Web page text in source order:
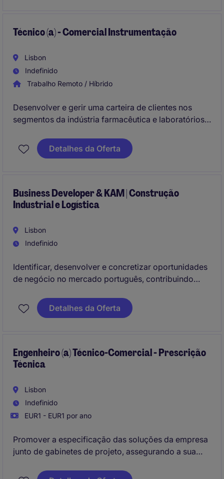
Técnico (a) - Comercial Instrumentação
Lisbon
Indefinido
Trabalho Remoto / Híbrido
Desenvolver e gerir uma carteira de clientes nos
segmentos da indústria farmacêutica e laboratórios,
comercial das soluções de instrumentação, válvulas
e analisadores industriais, contribuindo para o
Detalhes da Oferta
Business Developer & KAM | Construção
Industrial e Logística
Lisbon
Indefinido
Identificar, desenvolver e concretizar oportunidades
de negócio no mercado português, contribuindo
empresa através da prospeção de novos clientes e
da gestão de relações estratégicas de longo prazo;
complexidade, acompanhando os clientes desde as
fases iniciais dos seus projetos até à adjudicação da
Detalhes da Oferta
Engenheiro (a) Técnico-Comercial - Prescrição
Técnica
Lisbon
Indefinido
EUR1 - EUR1 por ano
Promover a especificação das soluções da empresa
junto de gabinetes de projeto, assegurando a sua
cadernos de encargos e memórias descritivas,